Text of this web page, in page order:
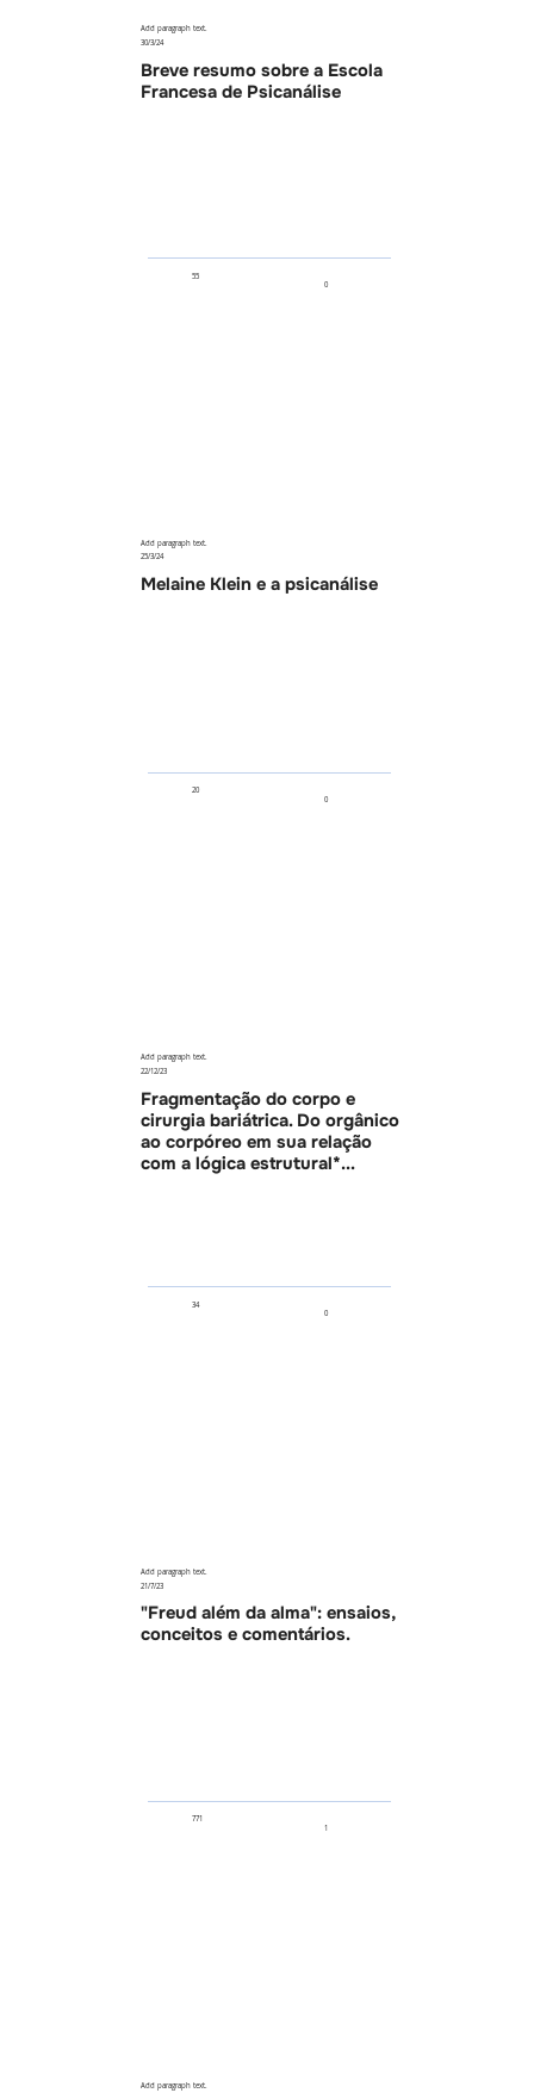
Breve resumo sobre a Escola
Francesa de Psicanálise
30/3/24
Add paragraph text.
0
55
Melaine Klein e a psicanálise
25/3/24
Add paragraph text.
0
20
Fragmentação do corpo e
cirurgia bariátrica. Do orgânico
ao corpóreo em sua relação
com a lógica estrutural*...
22/12/23
Add paragraph text.
0
34
"Freud além da alma": ensaios,
conceitos e comentários.
21/7/23
Add paragraph text.
1
771
Add paragraph text.